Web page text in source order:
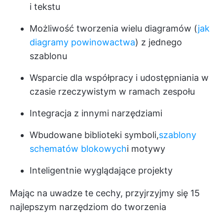
i tekstu
Możliwość tworzenia wielu diagramów (jak
diagramy powinowactwa) z jednego
szablonu
Wsparcie dla współpracy i udostępniania w
czasie rzeczywistym w ramach zespołu
Integracja z innymi narzędziami
Wbudowane biblioteki symboli,szablony
schematów blokowychi motywy
Inteligentnie wyglądające projekty
Mając na uwadze te cechy, przyjrzyjmy się 15
najlepszym narzędziom do tworzenia